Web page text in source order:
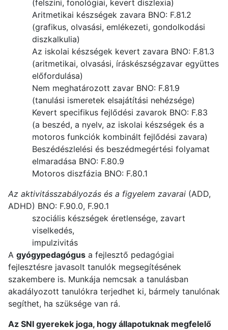
(felszíni, fonológiai, kevert diszlexia)
Aritmetikai készségek zavara BNO: F.81.2
(grafikus, olvasási, emlékezeti, gondolkodási
diszkalkulia)
Az iskolai készségek kevert zavara BNO: F.81.3
(aritmetikai, olvasási, íráskészségzavar együttes
előfordulása)
Nem meghatározott zavar BNO: F.81.9
(tanulási ismeretek elsajátítási nehézsége)
Kevert specifikus fejlődési zavarok BNO: F.83
(a beszéd, a nyelv, az iskolai készségek és a
motoros funkciók kombinált fejlődési zavara)
Beszédészlelési és beszédmegértési folyamat
elmaradása BNO: F.80.9
Motoros diszfázia BNO: F.80.1
Az aktivitásszabályozás és a figyelem zavarai (ADD,
ADHD) BNO: F.90.0, F.90.1
szociális készségek éretlensége, zavart
viselkedés,
impulzivitás
A gyógypedagógus a fejlesztő pedagógiai
fejlesztésre javasolt tanulók megsegítésének
szakembere is. Munkája nemcsak a tanulásban
akadályozott tanulókra terjedhet ki, bármely tanulónak
segíthet, ha szüksége van rá.
Az SNI gyerekek joga, hogy állapotuknak megfelelő